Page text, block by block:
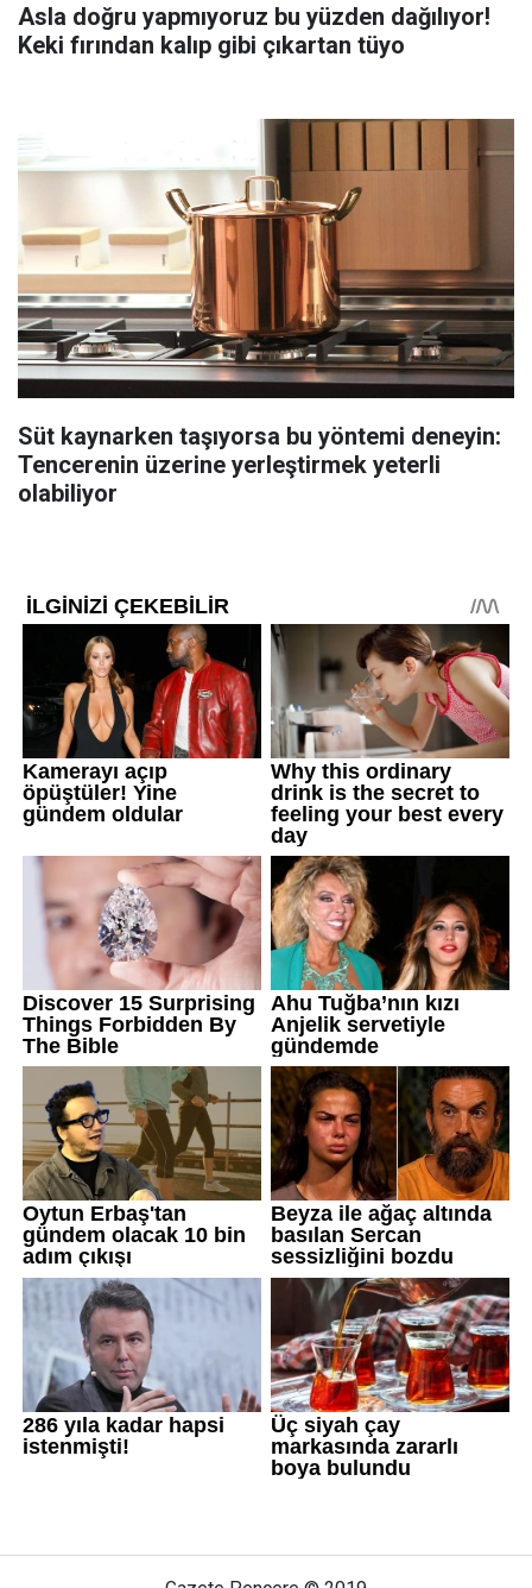
Asla doğru yapmıyoruz bu yüzden dağılıyor!
Keki fırından kalıp gibi çıkartan tüyo
Süt kaynarken taşıyorsa bu yöntemi deneyin:
Tencerenin üzerine yerleştirmek yeterli
olabiliyor